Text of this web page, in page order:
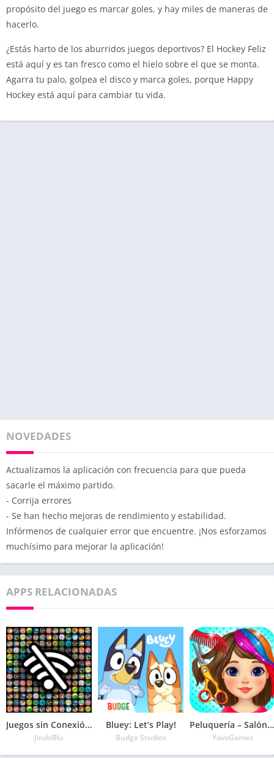
propósito del juego es marcar goles, y hay miles de maneras de
hacerlo.
¿Estás harto de los aburridos juegos deportivos? El Hockey Feliz
está aquí y es tan fresco como el hielo sobre el que se monta.
Agarra tu palo, golpea el disco y marca goles, porque Happy
Hockey está aquí para cambiar tu vida.
NOVEDADES
Actualizamos la aplicación con frecuencia para que pueda
sacarle el máximo partido.
- Corrija errores
- Se han hecho mejoras de rendimiento y estabilidad.
Infórmenos de cualquier error que encuentre. ¡Nos esforzamos
muchísimo para mejorar la aplicación!
APPS RELACIONADAS
Juegos sin Conexión a Internet
JindoBlu
Bluey: Let’s Play!
Budge Studios
Peluquería – Salón de belleza
YovoGames